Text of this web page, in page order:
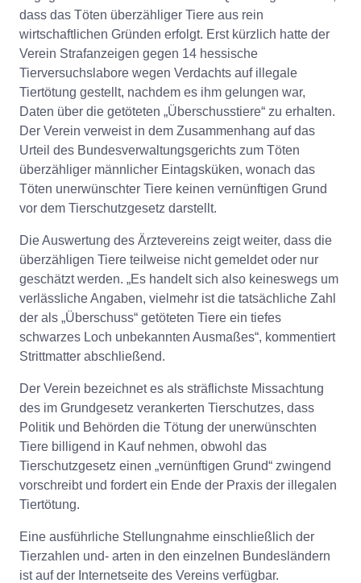
dass das Töten überzähliger Tiere aus rein
wirtschaftlichen Gründen erfolgt. Erst kürzlich hatte der
Verein Strafanzeigen gegen 14 hessische
Tierversuchslabore wegen Verdachts auf illegale
Tiertötung gestellt, nachdem es ihm gelungen war,
Daten über die getöteten „Überschusstiere“ zu erhalten.
Der Verein verweist in dem Zusammenhang auf das
Urteil des Bundesverwaltungsgerichts zum Töten
überzähliger männlicher Eintagsküken, wonach das
Töten unerwünschter Tiere keinen vernünftigen Grund
vor dem Tierschutzgesetz darstellt.
Die Auswertung des Ärztevereins zeigt weiter, dass die
überzähligen Tiere teilweise nicht gemeldet oder nur
geschätzt werden. „Es handelt sich also keineswegs um
verlässliche Angaben, vielmehr ist die tatsächliche Zahl
der als „Überschuss“ getöteten Tiere ein tiefes
schwarzes Loch unbekannten Ausmaßes“, kommentiert
Strittmatter abschließend.
Der Verein bezeichnet es als sträflichste Missachtung
des im Grundgesetz verankerten Tierschutzes, dass
Politik und Behörden die Tötung der unerwünschten
Tiere billigend in Kauf nehmen, obwohl das
Tierschutzgesetz einen „vernünftigen Grund“ zwingend
vorschreibt und fordert ein Ende der Praxis der illegalen
Tiertötung.
Eine ausführliche Stellungnahme einschließlich der
Tierzahlen und- arten in den einzelnen Bundesländern
ist auf der Internetseite des Vereins verfügbar.